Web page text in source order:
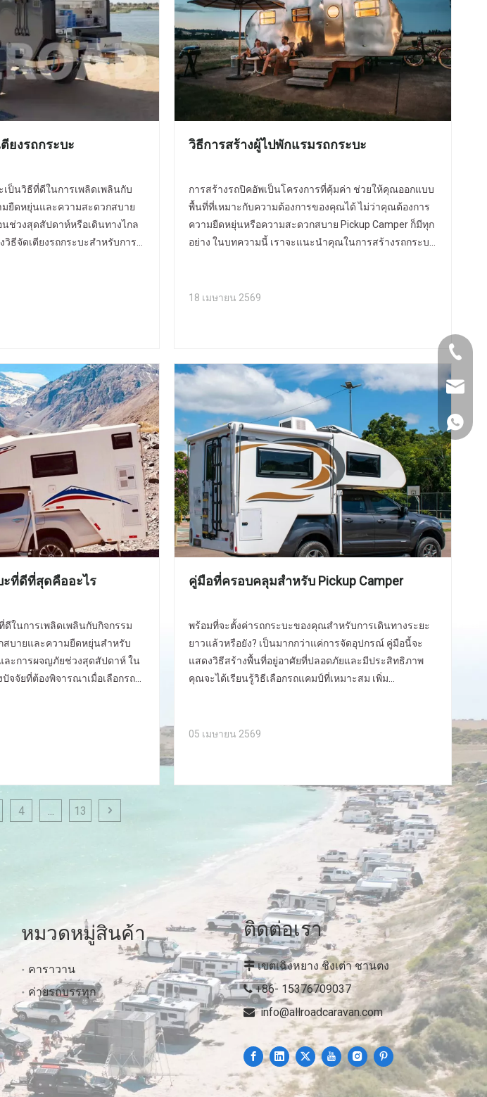
ยงรถกระบะ
ป็นวิธีที่ดีในการเพลิดเพลินกับ
มยืดหยุ่นและความสะดวกสบาย
ช่วงสุดสัปดาห์หรือเดินทางไกล
ธีจัดเตียงรถกระบะสำหรับการ
งแคมป์ในรถกระบะของคุณ
วิธีการสร้างผู้ไปพักแรมรถกระบะ
การสร้างรถปิคอัพเป็นโครงการที่คุ้มค่า ช่วยให้คุณออกแบบ
พื้นที่ที่เหมาะกับความต้องการของคุณได้ ไม่ว่าคุณต้องการ
ความยืดหยุ่นหรือความสะดวกสบาย Pickup Camper ก็มีทุก
อย่าง ในบทความนี้ เราจะแนะนำคุณในการสร้างรถกระบะ
คุณจะรู้วิธีเริ่มโครงการรถกระบะของคุณ เรียนรู้เพิ่มเติม
18 เมษายน 2569
ะที่ดีที่สุดคืออะไร
ในการเพลิดเพลินกับกิจกรรม
สบายและความยืดหยุ่นสำหรับ
ละการผจญภัยช่วงสุดสัปดาห์ ใน
จจัยที่ต้องพิจารณาเมื่อเลือกรถ
ป์ที่เหมาะกับความต้องการของ
คู่มือที่ครอบคลุมสำหรับ Pickup Camper
พร้อมที่จะตั้งค่ารถกระบะของคุณสำหรับการเดินทางระยะ
ยาวแล้วหรือยัง? เป็นมากกว่าแค่การจัดอุปกรณ์ คู่มือนี้จะ
แสดงวิธีสร้างพื้นที่อยู่อาศัยที่ปลอดภัยและมีประสิทธิภาพ
คุณจะได้เรียนรู้วิธีเลือกรถแคมป์ที่เหมาะสม เพิ่ม
ต้องการผลิตภัณฑ์ที่ทนทานและมีคุณภาพสูง ลองดูที่
05 เมษายน 2569
4 13
+86-
+86-
หมวดหมู่สินค้า
คาราวาน
ค่ายรถบรรทุก
ติดต่อเรา
เขตเฉิงหยาง ชิงเต่า ชานตง
+86- 15376709037
 info@allroadcaravan.com